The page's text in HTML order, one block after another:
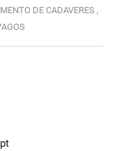
DE CADAVERES ,